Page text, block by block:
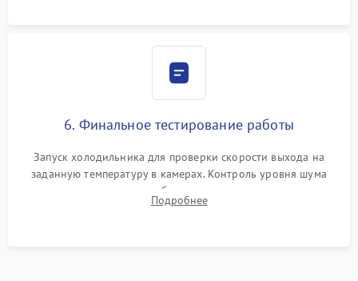
6. Финальное тестирование работы
Запуск холодильника для проверки скорости выхода на
заданную температуру в камерах. Контроль уровня шума
компрессора, отсутствия обмерзания стенок и корректного
срабатывания системы автоматической оттайки.
Подробнее